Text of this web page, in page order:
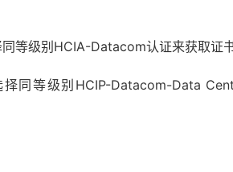
等级别HCIA-Datacom认证来获取证书
同等级别HCIP-Datacom-Data